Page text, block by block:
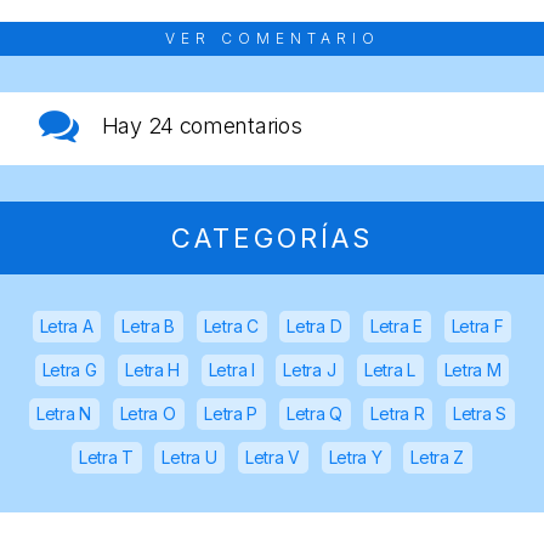
VER COMENTARIO
Hay 24 comentarios
CATEGORÍAS
Letra A Letra B Letra C Letra D Letra E Letra F
Letra G Letra H Letra I Letra J Letra L Letra M
Letra N Letra O Letra P Letra Q Letra R Letra S
Letra T Letra U Letra V Letra Y Letra Z